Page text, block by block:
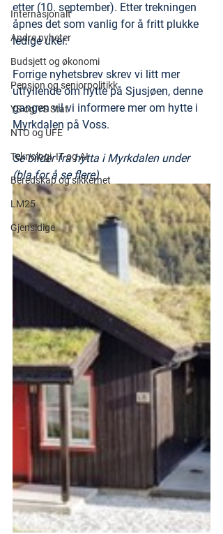
Internasjonalt
Andre nyheter
Budsjett og økonomi
Pensjon og seniorpolitikk
YS og YS Stat
NTO og UFE
Teknologi, IT og AI
Beredskap og sikkerhet
LM25
Gjensidige
etter (10. september). Etter trekningen
åpnes det som vanlig for å fritt plukke
ledige uker.
Forrige nyhetsbrev skrev vi litt mer
utfyllende om hytte på Sjusjøen, denne
gangen vil vi informere mer om hytte i
Myrkdalen på Voss.
Se bilder fra hytta i Myrkdalen under
(bla for å se flere)